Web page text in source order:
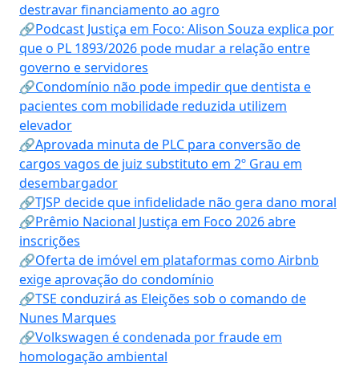
destravar financiamento ao agro
🔗Podcast Justiça em Foco: Alison Souza explica por
que o PL 1893/2026 pode mudar a relação entre
governo e servidores
🔗Condomínio não pode impedir que dentista e
pacientes com mobilidade reduzida utilizem
elevador
🔗Aprovada minuta de PLC para conversão de
cargos vagos de juiz substituto em 2º Grau em
desembargador
🔗TJSP decide que infidelidade não gera dano moral
🔗Prêmio Nacional Justiça em Foco 2026 abre
inscrições
🔗Oferta de imóvel em plataformas como Airbnb
exige aprovação do condomínio
🔗TSE conduzirá as Eleições sob o comando de
Nunes Marques
🔗Volkswagen é condenada por fraude em
homologação ambiental